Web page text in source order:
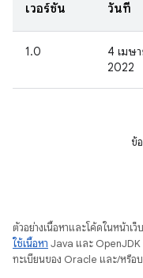
เวอร์ชัน วันที่
1.0
4 เมษ
2022
ข้
ตัวอย่างเนื้อหาและโค้ดในหน้า
ใช้เนื้อหา Java และ OpenJDK
ทะเบียนของ Oracle และ/หรือบ